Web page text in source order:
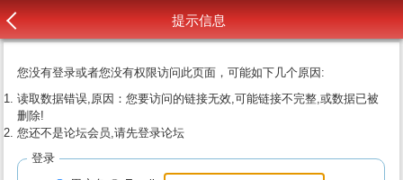
提示信息
您没有登录或者您没有权限访问此页面，可能如下几个原因:
读取数据错误,原因：您要访问的链接无效,可能链接不完整,或数据已被
删除!
您还不是论坛会员,请先登录论坛
登录